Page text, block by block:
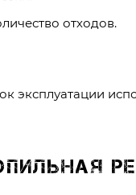
отходов.
эксплуатации